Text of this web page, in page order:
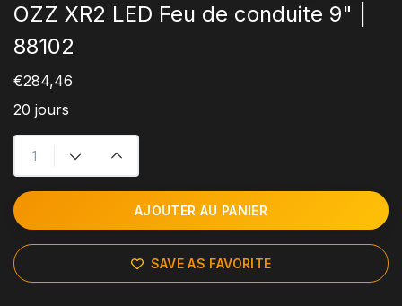
OZZ XR2 LED Feu de conduite 9" |
88102
€284,46
20 jours
AJOUTER AU PANIER
SAVE AS FAVORITE